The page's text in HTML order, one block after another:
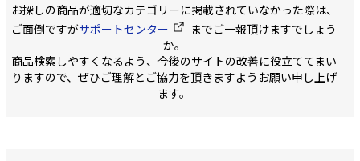
す）
です。 ・周波数 10～
3,224MHz対応 VHF/UHF
側:10-770MHz BS/CS
4C-FB 2重シールド 同軸
ケーブル採用 ・ケーブル
長 50cm F型コネクタ
錆は、一般的に金属表面
に空気中の水分や酸素と
反応して生じるものであ
り、外観上の変化を もた
らすことがありますが、
製品の機能や性能には影
響を及ぼしません。引留
具・引留金具
より安定した接続
です ■商品紹介■ 現場で
かんたん取付が可
ケーブルやドロッ
ブルの外被に把持
工します。 (UV心線
お探しの商品が適切なカテゴリーに掲載されていなかった際は、
ご面倒ですがサポートセンター
までご一報頂けますでしょう
か。
商品検索しやすくなるよう、今後のサイトの改善に役立ててまい
りますので、ぜひご理解とご協力を頂きますようお願い申し上げ
ます。